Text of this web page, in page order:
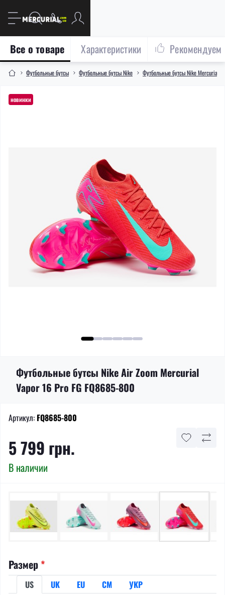
Футбольные бутсы Футбольные бутсы Nike Футбольные бутсы Nike Mercurial
Все о товаре Характеристики Рекомендуем
новинки
Футбольные бутсы Nike Air Zoom Mercurial
Vapor 16 Pro FG FQ8685-800
Артикул: FQ8685-800
5 799 грн.
В наличии
Размер *
US UK EU СМ УКР